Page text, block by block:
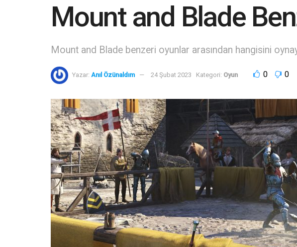
Mount and Blade
Mount and Blade benzeri oyunlar arasından hangisini
Yazar: Anıl Özünaldım 24 Şubat 2023 Kategori: Oyun 0 0